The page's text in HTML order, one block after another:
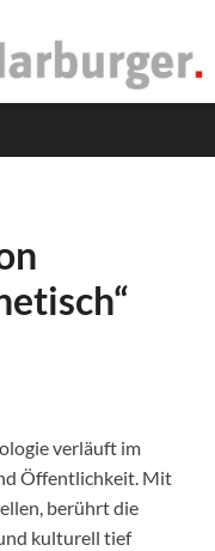
verläuft im
Öffentlichkeit. Mit
berührt die
kulturell tief